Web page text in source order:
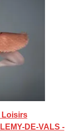
Loisirs
DE-VALS -